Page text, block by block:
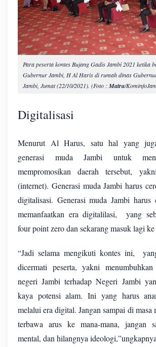
Para peserta kontes Bujang Gadis Jambi 2021 ketika
Gubernur Jambi, H Al Haris di rumah dinas
Jambi, Jumat (22/10/2021). (Foto :Matra/
Digitalisasi
Menurut Al Harus, satu hal yang
generasi muda Jambi untuk
mempromosikan daerah tersebut,
(internet). Generasi muda Jambi harus
digitalisasi. Generasi muda Jambi harus
memanfaatkan era digitalilasi,
yang
four point zero dan sekarang masuk lagi
“Jadi selama mengikuti kontes ini,
dicermati peserta, yakni
negeri Jambi terhadap Negeri Jambi
kaya potensi alam. Ini yang harus
melalui era digital. Jangan sampai di masa
terbawa arus ke mana-mana, jangan
mental, dan hilangnya